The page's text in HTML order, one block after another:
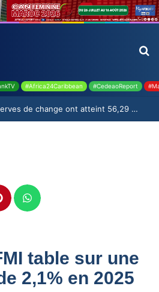
#Africa24Caribbean #CedeaoReport
Côte d’Ivoire : les réserves de change ont atteint 56,29 milliards USD en juillet
table sur une
2,1% en 2025